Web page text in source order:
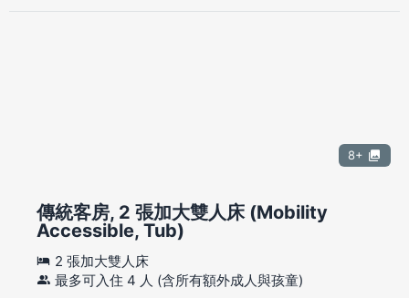
8+
傳統客房, 2 張加大雙人床 (Mobility
Accessible, Tub)
2 張加大雙人床
最多可入住 4 人 (含所有額外成人與孩童)